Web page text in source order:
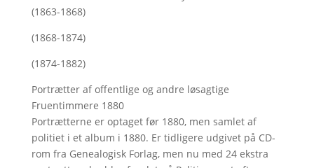
(1863-1868)
(1868-1874)
(1874-1882)
Portrætter af offentlige og andre løsagtige
Fruentimmere 1880
Portrætterne er optaget før 1880, men samlet af
politiet i et album i 1880. Er tidligere udgivet på CD-
rom fra Genealogisk Forlag, men nu med 24 ekstra